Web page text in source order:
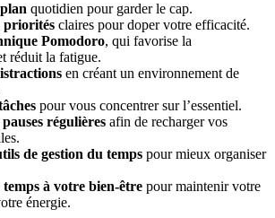
quotidien pour garder le cap.
priorités claires pour doper votre efficacité.
Pomodoro, qui favorise la
réduit la fatigue.
en créant un environnement de
pour vous concentrer sur l’essentiel.
régulières afin de recharger vos
de gestion du temps pour mieux organiser
à votre bien-être pour maintenir votre
énergie.